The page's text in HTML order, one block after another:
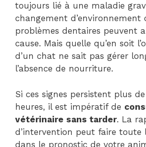
toujours lié à une maladie
changement d’environnement
problèmes dentaires peuvent
cause. Mais quelle qu’en soit
d’un chat ne sait pas gérer
l’absence de nourriture.
Si ces signes persistent plus
heures, il est impératif de
vétérinaire sans tarder. La
d’intervention peut faire toute
dans le pronostic de votre